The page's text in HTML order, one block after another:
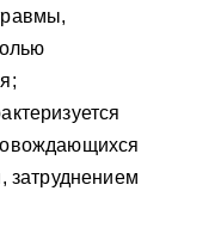
затруднением